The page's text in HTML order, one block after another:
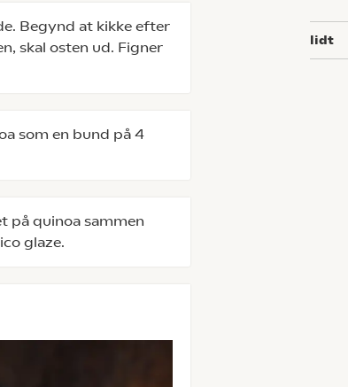
Begynd at kikke efter
skal osten ud. Figner
som en bund på 4
på quinoa sammen
glaze.
lidt